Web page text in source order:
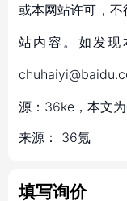
或本网站许可，
站内容。如发
源：36ke，本文
来源： 36氪
填写询价